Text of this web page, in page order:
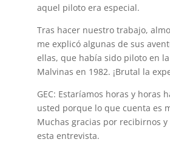
aquel piloto era especial.
Tras hacer nuestro trabajo,
me explicó algunas de sus
ellas, que había sido piloto en
Malvinas en 1982. ¡Brutal la
GEC: Estaríamos horas y horas
usted porque lo que cuenta es
Muchas gracias por recibirnos y
esta entrevista.